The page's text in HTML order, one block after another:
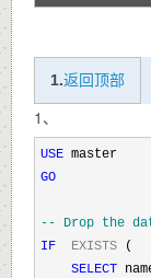
1.返回顶部
1、
USE
GO
-- Drop the
IF
EXISTS (
SELECT